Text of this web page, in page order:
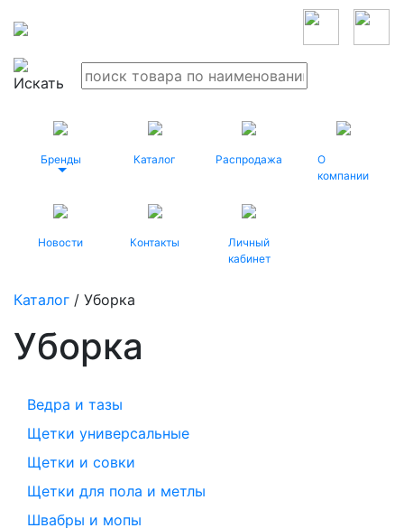
Бренды Каталог Распродажа
О
компании
Новости Контакты
Личный
кабинет
Каталог / Уборка
Уборка
Ведра и тазы
Щетки универсальные
Щетки и совки
Щетки для пола и метлы
Швабры и мопы